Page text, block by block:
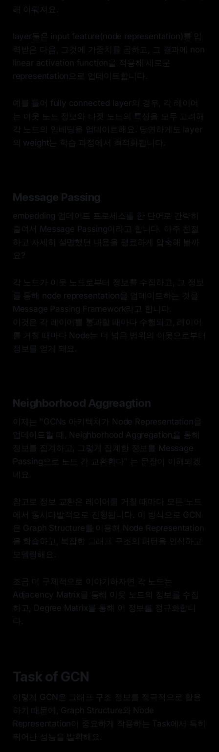
해 이뤄져요.
layer들은 input feature(node representation)를 입
력받은 다음, 그것에 가중치를 곱하고, 그 결과에 non
linear activation function을 적용해 새로운
representation으로 업데이트합니다.
예를 들어 fully connected layer의 경우, 각 레이어
는 이웃 노드 정보와 타겟 노드의 특성을 모두 고려해
각 노드의 임베딩을 업데이트해요. 당연하게도 layer
의 weight는 학습 과정에서 최적화됩니다.
Message Passing
embedding 업데이트 프로세스를 한 단어로 간략히
줄여서 Message Passing이라고 합니다. 아주 친절
하고 자세히 설명했던 내용을 명료하게 압축해 볼까
요?
각 노드가 이웃 노드로부터 정보를 수집하고, 그 정보
를 통해 node representation을 업데이트하는 것을
Message Passing Framework라고 합니다.
이것은 각 레이어를 통과할 때마다 수행되고, 레이어
를 거칠 때마다 Node는 더 넓은 범위의 이웃으로부터
정보를 얻게 돼요.
Neighborhood Aggreagtion
이제는 "GCNs 아키텍쳐가 Node Representation을
업데이트할 때, Neighborhood Aggregation을 통해
정보를 집계하고, 그렇게 집계한 정보를 Message
Passing으로 노드 간 교환한다" 는 문장이 이해되겠
네요.
참고로 정보 교환은 레이어를 거칠 때마다 모든 노드
에서 동시다발적으로 진행됩니다. 이 방식으로 GCN
은 Graph Structure를 이용해 Node Representation
을 학습하고, 복잡한 그래프 구조의 패턴을 인식하고
모델링해요.
조금 더 구체적으로 이야기하자면 각 노드는
Adjacency Matrix를 통해 이웃 노드의 정보를 수집
하고, Degree Matrix를 통해 이 정보를 정규화합니
다.
Task of GCN
이렇게 GCN은 그래프 구조 정보를 적극적으로 활용
하기 때문에, Graph Structure와 Node
Representation이 중요하게 작용하는 Task에서 특히
뛰어난 성능을 발휘해요.